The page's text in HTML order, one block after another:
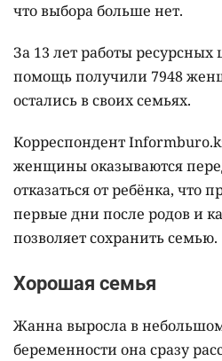
что выбора больше нет.
За 13 лет работы
помощь получили 7948
остались в своих семьях.
Корреспондент
женщины оказываются
отказаться от ребёнка, что
первые дни после родов и
позволяет сохранить семью.
Хорошая семья
Жанна выросла в
беременности она сразу